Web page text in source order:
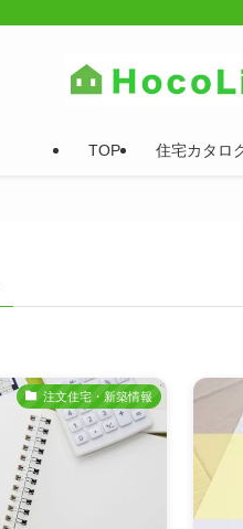
TOP 住宅カタロ
注文住宅・新築情報